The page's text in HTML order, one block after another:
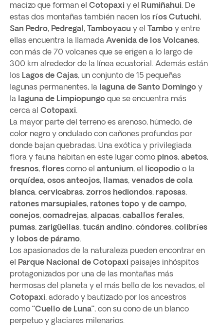
macizo que forman el Cotopaxi y el Rumiñahui. De
estas dos montañas también nacen los ríos Cutuchi,
San Pedro, Pedregal, Tamboyacu y el Tambo y entre
ellas encuentra la llamada Avenida de los Volcanes,
con más de 70 volcanes que se erigen a lo largo de
300 km alrededor de la línea ecuatorial. Además están
los Lagos de Cajas, un conjunto de 15 pequeñas
lagunas permanentes, la laguna de Santo Domingo y
la laguna de Limpiopungo que se encuentra más
cerca al Cotopaxi.
La mayor parte del terreno es arenoso, húmedo, de
color negro y ondulado con cañones profundos por
donde bajan quebradas. Una exótica y privilegiada
flora y fauna habitan en este lugar como pinos, abetos,
fresnos, flores como el antunium, el licopodio o la
orquídea, osos anteojos, llamas, venados de cola
blanca, cervicabras, zorros hediondos, raposas,
ratones marsupiales, ratones topo y de campo,
conejos, comadrejas, alpacas, caballos ferales,
pumas, zarigüellas, tucán andino, cóndores, colibríes
y lobos de páramo.
Los apasionados de la naturaleza pueden encontrar en
el Parque Nacional de Cotopaxi paisajes inhóspitos
protagonizados por una de las montañas más
hermosas del planeta y el más bello de los nevados, el
Cotopaxi, adorado y bautizado por los ancestros
como “Cuello de Luna”, con su cono de un blanco
perpetuo y glaciares milenarios.